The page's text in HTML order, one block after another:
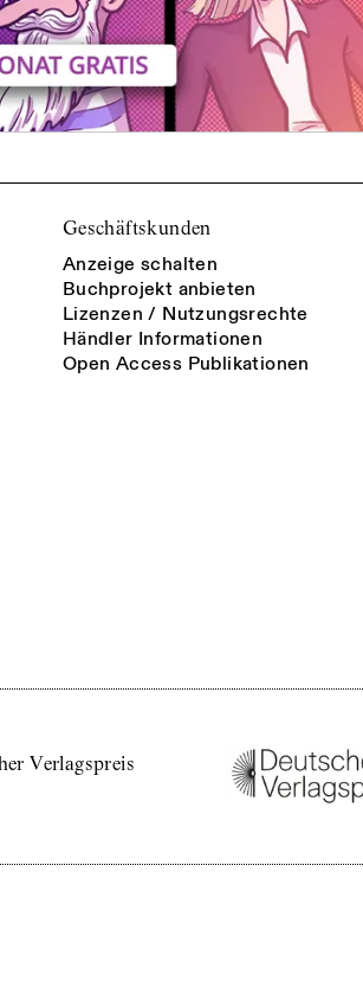
Geschäftskunden
Anzeige schalten
Buchprojekt anbieten
Lizenzen / Nutzungsrechte
Händler Informationen
Open Access Publikationen